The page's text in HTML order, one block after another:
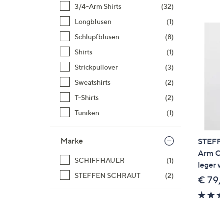
3/4-Arm Shirts
(32)
Longblusen
(1)
Schlupfblusen
(8)
Shirts
(1)
Strickpullover
(3)
Sweatshirts
(2)
T-Shirts
(2)
Tuniken
(1)
Marke
SCHIFFHAUER
(1)
STEFFEN SCHRAUT
(2)
Arm
leger
€